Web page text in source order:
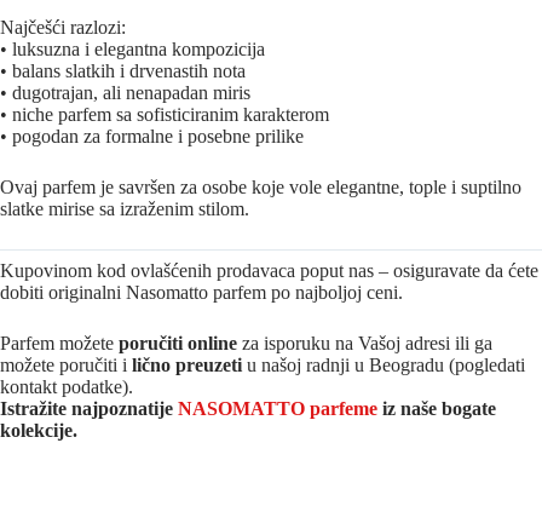
Najčešći razlozi:
• luksuzna i elegantna kompozicija
• balans slatkih i drvenastih nota
• dugotrajan, ali nenapadan miris
• niche parfem sa sofisticiranim karakterom
• pogodan za formalne i posebne prilike
Ovaj parfem je savršen za osobe koje vole elegantne, tople i suptilno
slatke mirise sa izraženim stilom.
Kupovinom kod ovlašćenih prodavaca poput nas – osiguravate da ćete
dobiti originalni Nasomatto parfem po najboljoj ceni.
Parfem možete poručiti online za isporuku na Vašoj adresi ili ga
možete poručiti i lično preuzeti u našoj radnji u Beogradu (pogledati
kontakt podatke).
Istražite najpoznatije NASOMATTO parfeme iz naše bogate
kolekcije.